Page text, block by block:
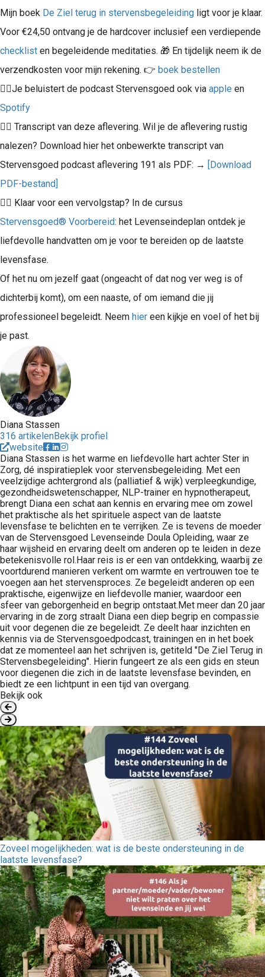
Mijn boek De Ziel terug in stervensbegeleiding ligt voor je klaar.
Voor €24,50 ontvang je de hardcover inclusief een verdiepende
checklist en begeleidende meditaties. 🎁 En tijdelijk neem ik de
verzendkosten voor mijn rekening. 👉 boek bestellen
👉🏻Je beluistert de podcast Stervensgoed ook via apple en
Spotify
👉🏻 Transcript van deze aflevering. Wil je de aflevering rustig
nalezen? Download hier het onbewerkte transcript van
Stervensgoed podcast aflevering 191 als PDF: → [Download
PDF-bestand]
👉🏻 Klaar voor een vervolgstap? In de cursus
Stervensgoed® Voorbereid: het Levenseindeplan ontdek je
liefdevolle handvatten om je voor te bereiden op de laatste
levensfase.
Of het nu om jezelf gaat (ongeacht of dat nog ver weg is of
dichterbij komt), om een naaste, of om iemand die jij
professioneel begeleidt. Neem hier een kijkje en voel of het bij
je past.
Diana Stassen
316 artikelenBekijk profiel
website
Diana Stassen is het warme en liefdevolle hart achter Ster in
Zorg, dé inspiratieplek voor stervensbegeleiding. Met een
veelzijdige achtergrond als (palliatief & wijk) verpleegkundige,
gezondheidswetenschapper, NLP-trainer en hypnotherapeut,
brengt Diana een schat aan kennis en ervaring mee om zowel
het praktische als het spirituele aspect van de laatste
levensfase te belichten en te verrijken. Ze is tevens de moeder
van de Stervensgoed Levenseinde Doula Opleiding, waar ze
haar wijsheid en ervaring deelt om anderen op te leiden in deze
betekenisvolle rol.Haar reis is er een van ontdekking, waarbij ze
voortdurend manieren verkent om warmte en vertrouwen toe te
voegen aan het stervensproces. Ze begeleidt anderen op een
praktische, eigenwijze en liefdevolle manier, waardoor een
sfeer van geborgenheid en begrip ontstaat.Met meer dan 20 jaar
ervaring in de zorg straalt Diana een diep begrip en compassie
uit voor degenen die ze begeleidt. Ze deelt haar inzichten en
kennis via de Stervensgoedpodcast, trainingen en in het boek
dat ze momenteel aan het schrijven is, getiteld "De Ziel Terug in
Stervensbegeleiding". Hierin fungeert ze als een gids en steun
voor diegenen die zich in de laatste levensfase bevinden, en
biedt ze een lichtpunt in een tijd van overgang.
Bekijk ook
Zoveel mogelijkheden: wat is de beste ondersteuning in de
laatste levensfase?